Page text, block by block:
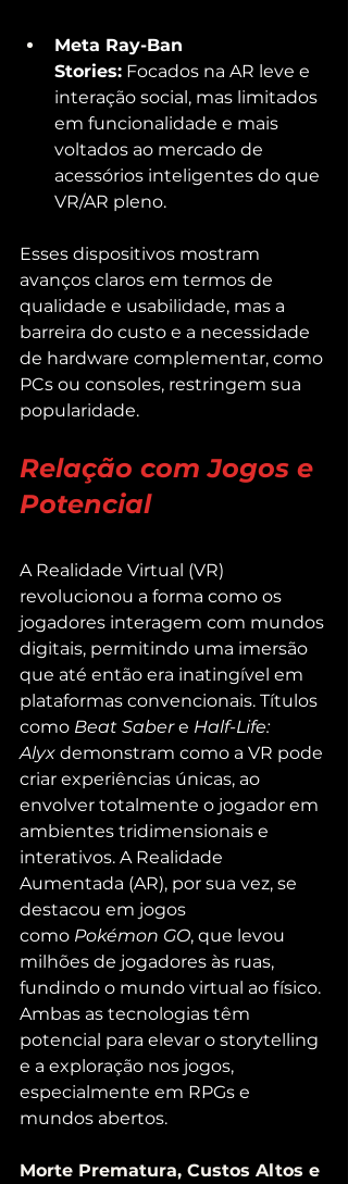
Meta Ray-Ban
Stories: Focados na AR leve e
interação social, mas limitados
em funcionalidade e mais
voltados ao mercado de
acessórios inteligentes do que
VR/AR pleno.
Esses dispositivos mostram
avanços claros em termos de
qualidade e usabilidade, mas a
barreira do custo e a necessidade
de hardware complementar, como
PCs ou consoles, restringem sua
popularidade.
Relação com Jogos e
Potencial
A Realidade Virtual (VR)
revolucionou a forma como os
jogadores interagem com mundos
digitais, permitindo uma imersão
que até então era inatingível em
plataformas convencionais. Títulos
como Beat Saber e Half-Life:
Alyx demonstram como a VR pode
criar experiências únicas, ao
envolver totalmente o jogador em
ambientes tridimensionais e
interativos. A Realidade
Aumentada (AR), por sua vez, se
destacou em jogos
como Pokémon GO, que levou
milhões de jogadores às ruas,
fundindo o mundo virtual ao físico.
Ambas as tecnologias têm
potencial para elevar o storytelling
e a exploração nos jogos,
especialmente em RPGs e
mundos abertos.
Morte Prematura, Custos Altos e